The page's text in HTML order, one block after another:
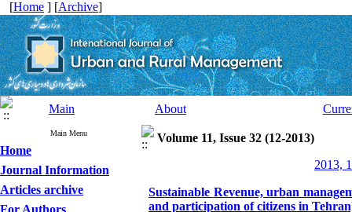
[Home ] [Archive]
Main About
Main Menu
Home
Journal Information
Articles archive
For Authors
Volume 11, Issue 32 (12-2013)
2013,
Sustainable Revenue, urban
and participation of citizens in